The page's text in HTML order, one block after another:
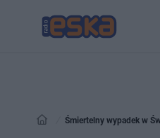
Śmiertelny wypadek w